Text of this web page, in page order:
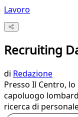
Lavoro
Recruiting
di Redazione
Presso Il Centro,
capoluogo
ricerca di